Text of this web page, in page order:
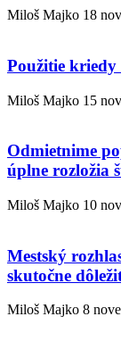
Miloš Majko 18
Použitie
Miloš Majko 15
Odmietnime
úplne rozložia
Miloš Majko 10
Mestský
skutočne
Miloš Majko 8